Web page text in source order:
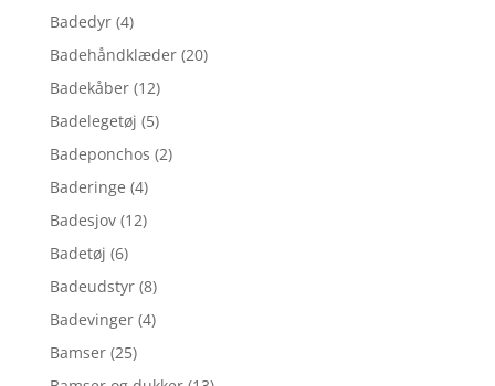
Badedyr (4)
Badehåndklæder (20)
Badekåber (12)
Badelegetøj (5)
Badeponchos (2)
Baderinge (4)
Badesjov (12)
Badetøj (6)
Badeudstyr (8)
Badevinger (4)
Bamser (25)